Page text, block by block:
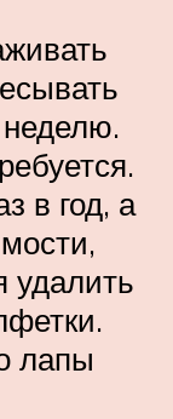
в год, а
удалить
лапы